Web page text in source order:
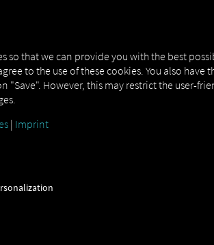
|
a saját e-mail
so that we can provide you with the best
to the use of these cookies. You also
"Save". However, this may restrict the user-
| Imprint